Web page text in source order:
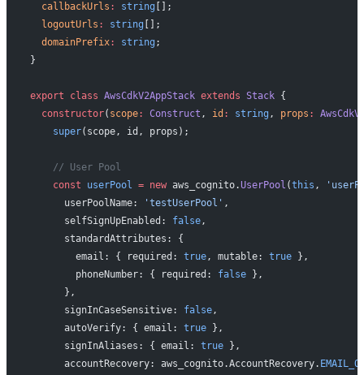
  callbackUrls
: string [];
  logoutUrls
: string [];
  domainPrefix
: string ;
}
export class AwsCdkV2AppStack extends Stack {
  constructor
( scope: Construct , id : string , props :
    super
(scope, id, props);
    // User Pool
    const
userPool = new aws_cognito.UserPool (this ,
      userPoolName:
'testUserPool' ,
      selfSignUpEnabled:
false,
      standardAttributes: {
        email: { required:
true, mutable: true },
        phoneNumber: { required:
false },
      },
      signInCaseSensitive:
false,
      autoVerify: { email:
true },
      signInAliases: { email:
true },
      accountRecovery: aws_cognito.AccountRecovery.